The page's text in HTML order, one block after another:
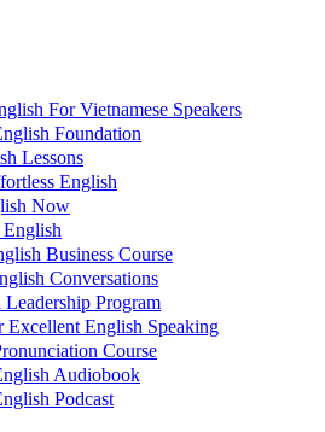
For Vietnamese Speakers
Foundation
Lessons
English
Now
Business Course
Conversations
Program
Excellent English Speaking
Course
Audiobook
Podcast